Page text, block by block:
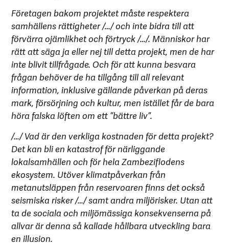
Företagen bakom projektet måste respektera
samhällens rättigheter /…/ och inte bidra till att
förvärra ojämlikhet och förtryck /…/. Människor har
rätt att säga ja eller nej till detta projekt, men de har
inte blivit tillfrågade. Och för att kunna besvara
frågan behöver de ha tillgång till all relevant
information, inklusive gällande påverkan på deras
mark, försörjning och kultur, men istället får de bara
höra falska löften om ett ”bättre liv”.
/…/ Vad är den verkliga kostnaden för detta projekt?
Det kan bli en katastrof för närliggande
lokalsamhällen och för hela Zambeziflodens
ekosystem. Utöver klimatpåverkan från
metanutsläppen från reservoaren finns det också
seismiska risker /…/ samt andra miljörisker. Utan att
ta de sociala och miljömässiga konsekvenserna på
allvar är denna så kallade hållbara utveckling bara
en illusion.